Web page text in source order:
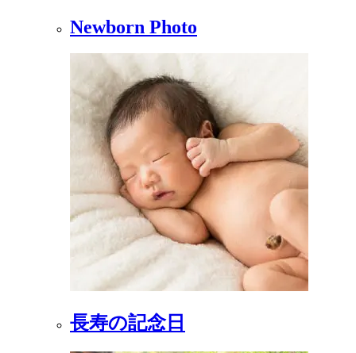
Newborn Photo
長寿の記念日